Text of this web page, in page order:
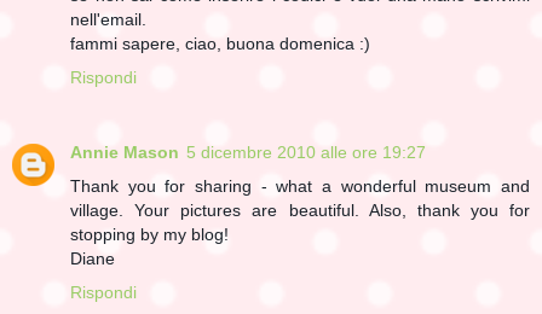
nell'email.
fammi sapere, ciao, buona domenica :)
Rispondi
Annie Mason 5 dicembre 2010 alle ore 19:27
Thank you for sharing - what a wonderful museum and
village. Your pictures are beautiful. Also, thank you for
stopping by my blog!
Diane
Rispondi